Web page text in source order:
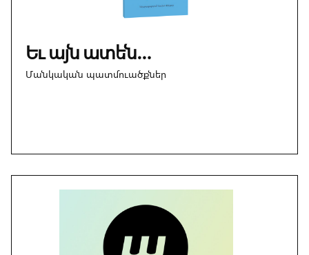
Եւ այն ատեն…
Մանկական պատմուածքներ